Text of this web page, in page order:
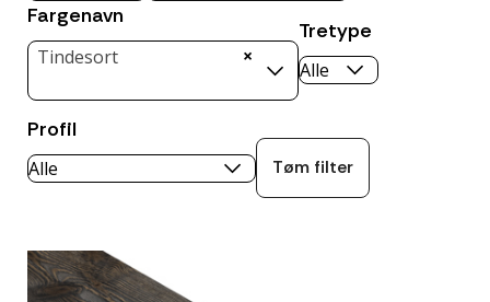
Fargenavn
×
Tindesort
Tretype
Profil
Tøm filter